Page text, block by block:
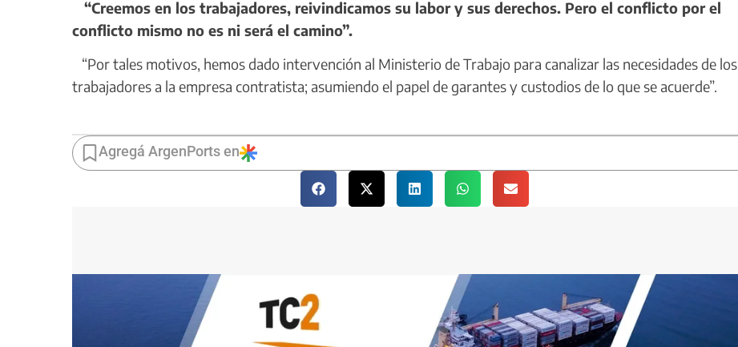
“Creemos en los trabajadores, reivindicamos su labor y sus derechos. Pero el conflicto por el
conflicto mismo no es ni será el camino”.
“Por tales motivos, hemos dado intervención al Ministerio de Trabajo para canalizar las necesidades de los
trabajadores a la empresa contratista; asumiendo el papel de garantes y custodios de lo que se acuerde”.
Agregá ArgenPorts en